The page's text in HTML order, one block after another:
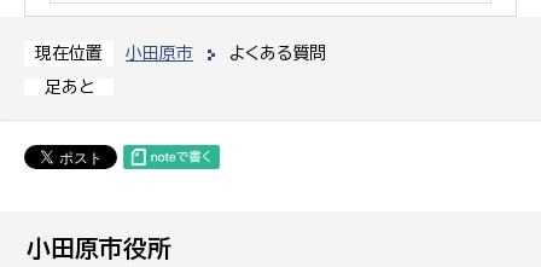
現在位置 小田原市
よくある質問
足あと
小田原市役所